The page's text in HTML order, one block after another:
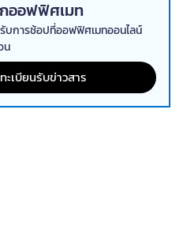
สารเคมีเข้มข้น หรืองานที่ต้อง
ด PPE กันน้ำ ในหมวดนี้ยังช่วย
งเหลวได้อย่างมีประสิทธิภาพ
Suit)
บมาเพื่อป้องกันฝุ่นละอองขนาดเล็ก
จเข้าสู่ระบบทางเดินหายใจหรือ
วัสดุมักเป็นผ้าไม่ทอที่ระบายอากาศ
Disease Protection
ป็นชุดพีพีอีที่จำเป็นอย่างยิ่งสำหรับ
และงานที่ต้องสัมผัสกับผู้ป่วยหรือ
ออฟฟิศเมท
การช้อปที่ออฟฟิศเมทออนไลน์
น
ะเบียนรับข่าวสาร